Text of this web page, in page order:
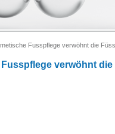
Fusspflege verwöhnt die
verwöhnt die